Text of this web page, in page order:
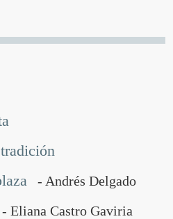
- Andrés Delgado
- Eliana Castro Gaviria